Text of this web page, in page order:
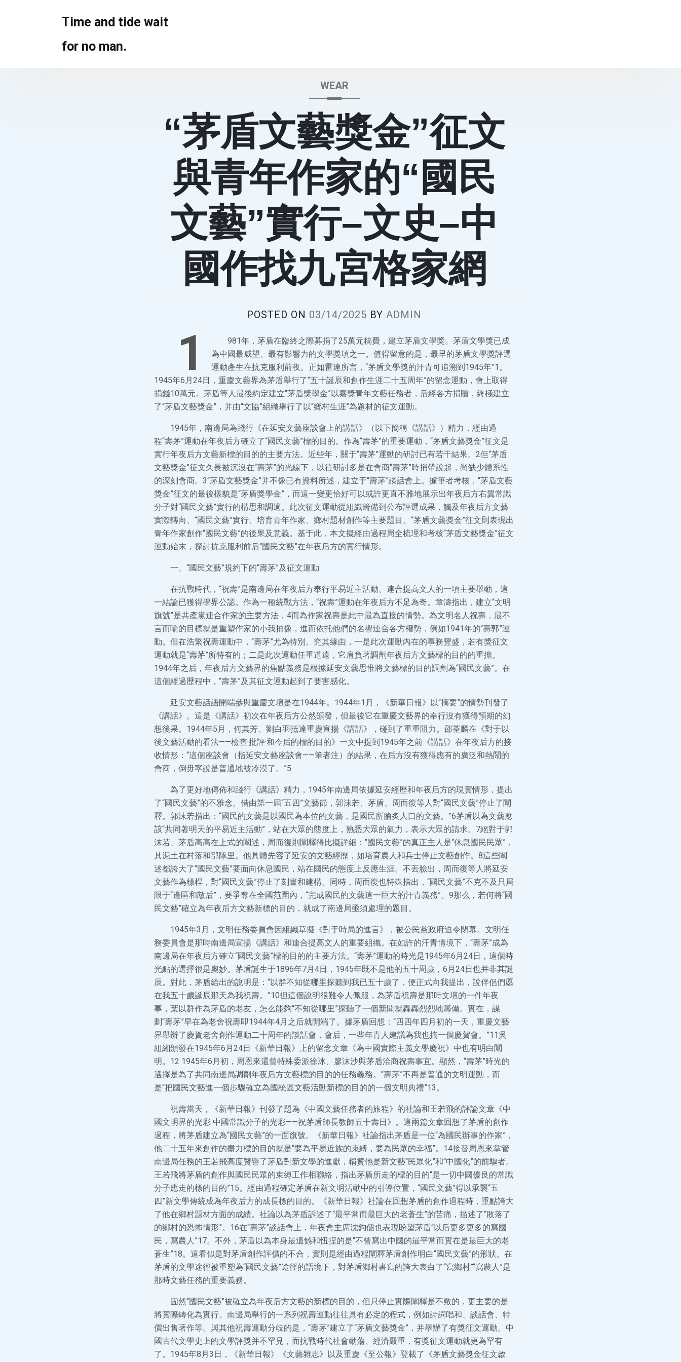
Time and tide wait
for no man.
WEAR
“茅盾文藝獎金”征文
與青年作家的“國民
文藝”實行–文史–中
國作找九宮格家網
POSTED ON 03/14/2025 BY ADMIN
1
981年，茅盾在臨終之際募捐了25萬元稿費，建立茅盾文學獎。茅盾文學獎已成
為中國最威望、最有影響力的文學獎項之一。值得留意的是，最早的茅盾文學獎評選
運動產生在抗克服利前夜。正如雷達所言，“茅盾文學獎的汗青可追溯到1945年”1。
1945年6月24日，重慶文藝界為茅盾舉行了“五十誕辰和創作生涯二十五周年”的留念運動，會上取得
捐錢10萬元。茅盾等人最後約定建立“茅盾獎學金”以嘉獎青年文藝任務者，后經各方捐贈，終極建立
了“茅盾文藝獎金”，并由“文協”組織舉行了以“鄉村生涯”為題材的征文運動。
1945年，南邊局為踐行《在延安文藝座談會上的講話》（以下簡稱《講話》）精力，經由過
程“壽茅”運動在年夜后方確立了“國民文藝”標的目的。作為“壽茅”的重要運動，“茅盾文藝獎金”征文是
實行年夜后方文藝新標的目的的主要方法。近些年，關于“壽茅”運動的研討已有若干結果。2但“茅盾
文藝獎金”征文久長被沉沒在“壽茅”的光線下，以往研討多是在會商“壽茅”時捎帶說起，尚缺少體系性
的深刻會商。3“茅盾文藝獎金”并不像已有資料所述，建立于“壽茅”談話會上。據筆者考核，“茅盾文藝
獎金”征文的最後樣貌是“茅盾獎學金”，而這一變更恰好可以或許更直不雅地展示出年夜后方右翼常識
分子對“國民文藝”實行的構思和調適。此次征文運動從組織籌備到公布評選成果，觸及年夜后方文藝
實際轉向、“國民文藝”實行、培育青年作家、鄉村題材創作等主要題目。“茅盾文藝獎金”征文則表現出
青年作家創作“國民文藝”的後果及意義。基于此，本文擬經由過程周全梳理和考核“茅盾文藝獎金”征文
運動始末，探討抗克服利前后“國民文藝”在年夜后方的實行情形。
一、“國民文藝”規約下的“壽茅”及征文運動
在抗戰時代，“祝壽”是南邊局在年夜后方奉行平易近主活動、連合提高文人的一項主要舉動，這
一結論已獲得學界公認。作為一種統戰方法，“祝壽”運動在年夜后方不足為奇。章濤指出，建立“文明
旗號”是共產黨連合作家的主要方法，4而為作家祝壽是此中最為直接的情勢。為文明名人祝壽，最不
言而喻的目標就是重塑作家的小我抽像，進而依托他們的名譽連合各方權勢，例如1941年的“壽郭”運
動。但在浩繁祝壽運動中，“壽茅”尤為特別。究其緣由，一是此次運動內在的事務豐盛，若有獎征文
運動就是“壽茅”所特有的；二是此次運動任重道遠，它肩負著調劑年夜后方文藝標的目的的重擔。
1944年之后，年夜后方文藝界的焦點義務是根據延安文藝思惟將文藝標的目的調劑為“國民文藝”。在
這個經過歷程中，“壽茅”及其征文運動起到了要害感化。
延安文藝話語開端參與重慶文壇是在1944年。1944年1月，《新華日報》以“摘要”的情勢刊發了
《講話》。這是《講話》初次在年夜后方公然頒發，但最後它在重慶文藝界的奉行沒有獲得預期的幻
想後果。1944年5月，何其芳、劉白羽抵達重慶宣揚《講話》，碰到了重重阻力。邵荃麟在《對于以
後文藝活動的看法——檢查·批評·和今后的標的目的》一文中提到1945年之前《講話》在年夜后方的接
收情形：“這個座談會（指延安文藝座談會——筆者注）的結果，在后方沒有獲得應有的廣泛和熱鬧的
會商，倒毋寧說是普通地被冷漠了。”5
為了更好地傳佈和踐行《講話》精力，1945年南邊局依據延安經歷和年夜后方的現實情形，提出
了“國民文藝”的不雅念。借由第一屆“五四”文藝節，郭沫若、茅盾、周而復等人對“國民文藝”停止了闡
釋。郭沫若指出：“國民的文藝是以國民為本位的文藝，是國民所膾炙人口的文藝。”6茅盾以為文藝應
該“共同著明天的平易近主活動”，站在大眾的態度上，熟悉大眾的氣力，表示大眾的請求。7絕對于郭
沫若、茅盾高高在上式的闡述，周而復則闡釋得比擬詳細：“國民文藝”的真正主人是“休息國民民眾”，
其泥土在村落和部隊里。他具體先容了延安的文藝經歷，如培育農人和兵士停止文藝創作。8這些闡
述都誇大了“國民文藝”要面向休息國民，站在國民的態度上反應生涯。不丟臉出，周而復等人將延安
文藝作為標桿，對“國民文藝”停止了刻畫和建構。同時，周而復也特殊指出，“國民文藝”不克不及只局
限于“邊區和敵后”，要爭奪在全國范圍內，“完成國民的文藝這一巨大的汗青義務”。9那么，若何將“國
民文藝”確立為年夜后方文藝新標的目的，就成了南邊局亟須處理的題目。
1945年3月，文明任務委員會因組織草擬《對于時局的進言》，被公民黨政府迫令閉幕。文明任
務委員會是那時南邊局宣揚《講話》和連合提高文人的重要組織。在如許的汗青情境下，“壽茅”成為
南邊局在年夜后方確立“國民文藝”標的目的的主要方法。“壽茅”運動的時光是1945年6月24日，這個時
光點的選擇很是奧妙。茅盾誕生于1896年7月4日，1945年既不是他的五十周歲，6月24日也并非其誕
辰。對此，茅盾給出的說明是：“以群不知從哪里探聽到我已五十歲了，便正式向我提出，說伴侶們愿
在我五十歲誕辰那天為我祝壽。”10但這個說明很難令人佩服，為茅盾祝壽是那時文壇的一件年夜
事，葉以群作為茅盾的老友，怎么能夠“不知從哪里”探聽了一個新聞就轟轟烈烈地籌備。實在，謀
劃“壽茅”早在為老舍祝壽即1944年4月之后就開端了。據茅盾回想：“四四年四月初的一天，重慶文藝
界舉辦了慶賀老舍創作運動二十周年的談話會，會后，一些年青人建議為我也搞一個慶賀會。”11吳
組緗頒發在1945年6月24日《新華日報》上的留念文章《為中國實際主義文學慶祝》中也有明白闡
明。12 1945年6月初，周恩來還曾特殊委派徐冰、廖沫沙與茅盾洽商祝壽事宜。顯然，“壽茅”時光的
選擇是為了共同南邊局調劑年夜后方文藝標的目的的任務義務。“壽茅”不再是普通的文明運動，而
是“把國民文藝進一個步驟確立為國統區文藝活動新標的目的的一個文明典禮”13。
祝壽當天，《新華日報》刊發了題為《中國文藝任務者的旅程》的社論和王若飛的評論文章《中
國文明界的光彩 中國常識分子的光彩——祝茅盾師長教師五十壽日》。這兩篇文章回想了茅盾的創作
過程，將茅盾建立為“國民文藝”的一面旗號。《新華日報》社論指出茅盾是一位“為國民辦事的作家”，
他二十五年來創作的盡力標的目的就是“要為平易近族的束縛，要為民眾的幸福”。14接替周恩來掌管
南邊局任務的王若飛高度贊譽了茅盾對新文學的進獻，稱贊他是新文藝“民眾化”和“中國化”的前驅者。
王若飛將茅盾的創作與國民民眾的束縛工作相聯絡，指出茅盾所走的標的目的“是一切中國優良的常識
分子應走的標的目的”15。經由過程確定茅盾在新文明活動中的引導位置，“國民文藝”得以承襲“五
四”新文學傳統成為年夜后方的成長標的目的。《新華日報》社論在回想茅盾的創作過程時，重點誇大
了他在鄉村題材方面的成績。社論以為茅盾訴述了“最平常而最巨大的老蒼生”的苦痛，描述了“敗落了
的鄉村的恐怖情形”。16在“壽茅”談話會上，年夜會主席沈鈞儒也表現盼望茅盾“以后更多更多的寫國
民，寫農人”17。不外，茅盾以為本身最遺憾和忸捏的是“不曾寫出中國的最平常而實在是最巨大的老
蒼生”18。這看似是對茅盾創作評價的不合，實則是經由過程闡釋茅盾創作明白“國民文藝”的形狀。在
茅盾的文學途徑被重塑為“國民文藝”途徑的語境下，對茅盾鄉村書寫的誇大表白了“寫鄉村”“寫農人”是
那時文藝任務的重要義務。
固然“國民文藝”被確立為年夜后方文藝的新標的目的，但只停止實際闡釋是不敷的，更主要的是
將實際轉化為實行。南邊局舉行的一系列祝壽運動往往具有必定的程式，例如詩詞唱和、談話會、特
價出售著作等。與其他祝壽運動分歧的是，“壽茅”建立了“茅盾文藝獎金”，并舉辦了有獎征文運動。中
國古代文學史上的文學評獎并不罕見，而抗戰時代社會動蕩、經濟嚴重，有獎征文運動就更為罕有
了。1945年8月3日，《新華日報》《文藝雜志》以及重慶《至公報》登載了《茅盾文藝獎金征文啟